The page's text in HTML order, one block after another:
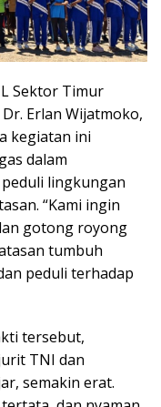
Sektor Timur
Erlan Wijatmoko,
kegiatan ini
dalam
lingkungan
“Kami ingin
gotong royong
tumbuh
peduli terhadap
tersebut,
TNI dan
semakin erat.